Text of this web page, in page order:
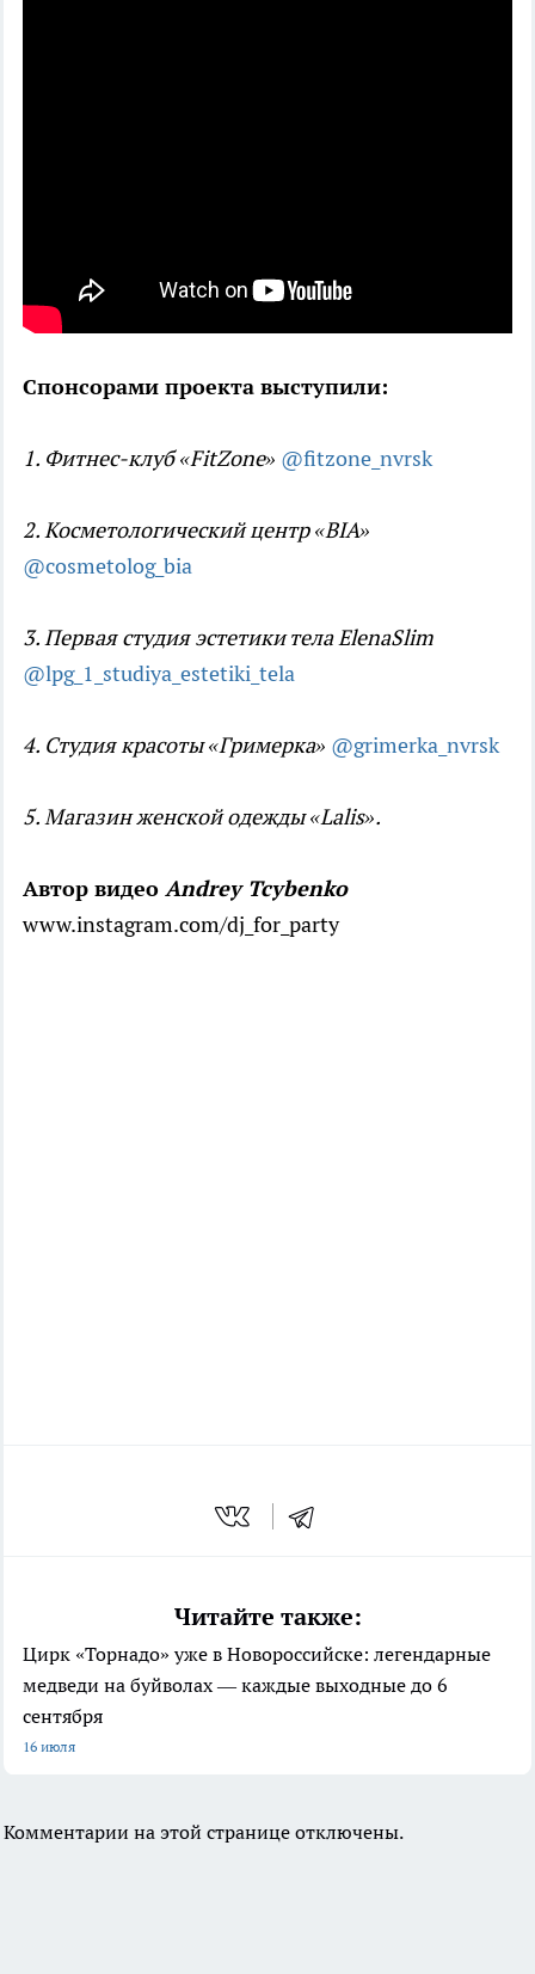
Спонсорами проекта выступили:
1. Фитнес-клуб «FitZone» @fitzone_nvrsk
2. Косметологический центр «BIA»
@cosmetolog_bia
3. Первая студия эстетики тела ElenaSlim
@lpg_1_studiya_estetiki_tela
4. Студия красоты «Гримерка» @grimerka_nvrsk
5. Магазин женской одежды «Lalis».
Автор видео Andrey Tcybenko
www.instagram.com/dj_for_party
Читайте также:
Цирк «Торнадо» уже в Новороссийске: легендарные
медведи на буйволах — каждые выходные до 6
сентября
16 июля
Комментарии на этой странице отключены.